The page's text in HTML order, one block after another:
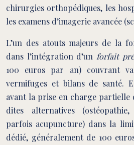
chirurgies orthopédiques, les
les examens d’imagerie avancée
L’un des atouts majeurs de la
dans l’intégration d’un forfait
100 euros par an) couvrant
vermifuges et bilans de santé.
avant la prise en charge partielle
dites alternatives
parfois acupuncture) dans la
dédié, généralement de 100